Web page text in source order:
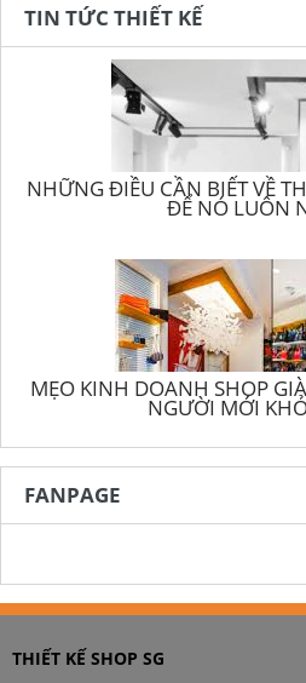
TIN TỨC THIẾT KẾ
NHỮNG ĐIỀU CẦN BIẾT VỀ
ĐỂ NÓ LUÔN
MẸO KINH DOANH SHOP
NGƯỜI MỚI
FANPAGE
THIẾT KẾ SHOP SG